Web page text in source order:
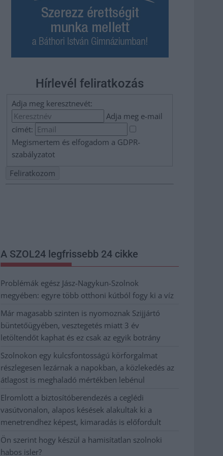
Hírlevél feliratkozás
Adja meg keresztnevét:
Adja meg e-mail
címét:
Megismertem és elfogadom a GDPR-
szabályzatot
A SZOL24 legfrissebb 24 cikke
Problémák egész Jász-Nagykun-Szolnok
megyében: egyre több otthoni kútból fogy ki a víz
Már magasabb szinten is nyomoznak Szijjártó
büntetőügyében, vesztegetés miatt 3 év
letöltendőt kaphat és ez csak az egyik botrány
Szolnokon egy kulcsfontosságú körforgalmat
részlegesen lezárnak a napokban, a közlekedés az
átlagost is meghaladó mértékben lebénul
Elromlott a biztosítóberendezés a ceglédi
vasútvonalon, alapos késések alakultak ki a
menetrendhez képest, kimaradás is előfordult
Ön szerint hogy készül a hamisítatlan szolnoki
habos isler?